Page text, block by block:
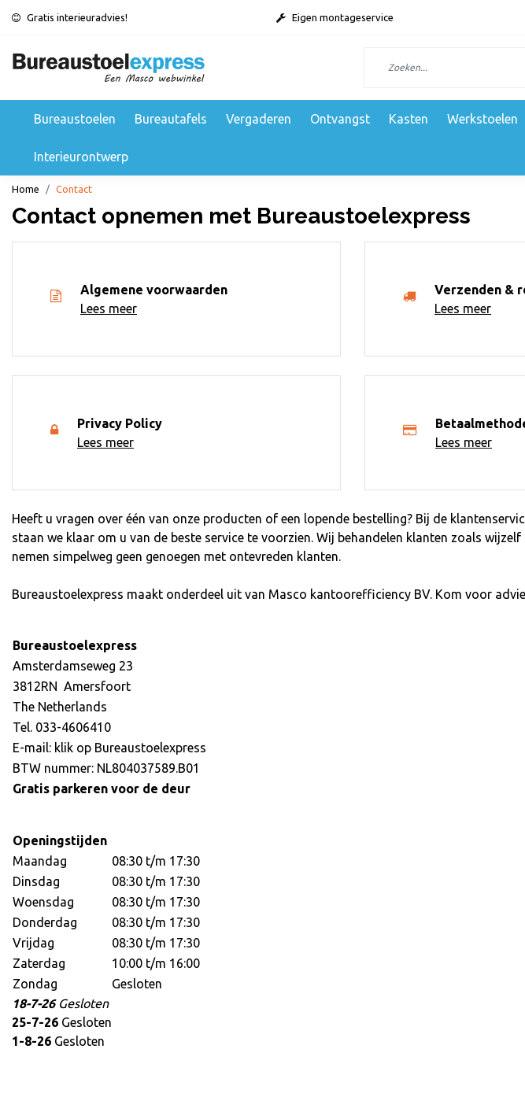
Gratis interieuradvies! Eigen montageservice
Bureaustoelen Bureautafels Vergaderen Ontvangst Kasten Werkstoelen
Interieurontwerp
Home Contact
Contact opnemen met Bureaustoelexpress
Algemene voorwaarden
Lees meer
Verzenden &
Lees meer
Privacy Policy
Lees meer
Lees meer
Heeft u vragen over één van onze producten of een lopende bestelling? Bij de
staan we klaar om u van de beste service te voorzien. Wij behandelen klanten zoals
nemen simpelweg geen genoegen met ontevreden klanten.
Bureaustoelexpress maakt onderdeel uit van Masco kantoorefficiency BV. Kom voor
Bureaustoelexpress
Amsterdamseweg 23
3812RN Amersfoort
The Netherlands
Tel. 033-4606410
E-mail: klik op Bureaustoelexpress
BTW nummer: NL804037589.B01
Gratis parkeren voor de deur
Openingstijden
Maandag
08:30 t/m 17:30
Dinsdag
08:30 t/m 17:30
Woensdag
08:30 t/m 17:30
Donderdag
08:30 t/m 17:30
Vrijdag
08:30 t/m 17:30
Zaterdag
10:00 t/m 16:00
Zondag
Gesloten
18-7-26Gesloten
25-7-26 Gesloten
1-8-26 Gesloten